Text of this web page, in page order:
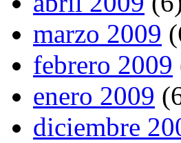
marzo 2009
febrero 2009
enero 2009
diciembre